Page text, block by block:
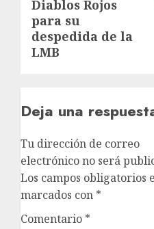
Diablos Rojos
para su
despedida de la
LMB
Deja una
Tu dirección de correo
electrónico no será
Los campos obligatorios
marcados con *
Comentario *